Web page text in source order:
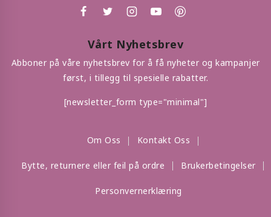
Vårt Nyhetsbrev
Abboner på våre nyhetsbrev for å få nyheter og kampanjer
først, i tillegg til spesielle rabatter.
[newsletter_form type="minimal"]
Om Oss Kontakt Oss
Bytte, returnere eller feil på ordre Brukerbetingelser
Personvernerklæring